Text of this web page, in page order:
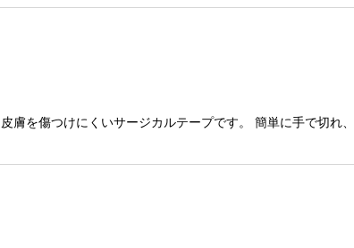
を傷つけにくいサージカルテープです。 簡単に手で切れ